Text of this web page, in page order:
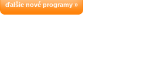
ďalšie nové programy »